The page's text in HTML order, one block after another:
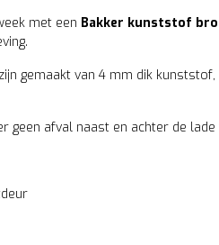
met een Bakker kunststof
gemaakt van 4 mm dik
geen afval naast en achter de lade